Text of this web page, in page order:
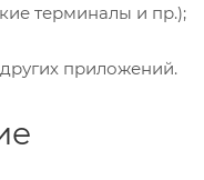
терминалы и пр.);
приложений.